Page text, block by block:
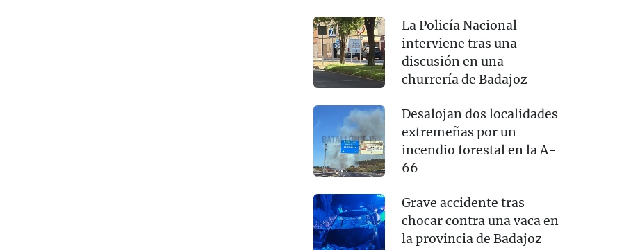
La Policía Nacional
interviene tras una
discusión en una
churrería de Badajoz
Desalojan dos localidades
extremeñas por un
incendio forestal en la A-
66
Grave accidente tras
chocar contra una vaca en
la provincia de Badajoz